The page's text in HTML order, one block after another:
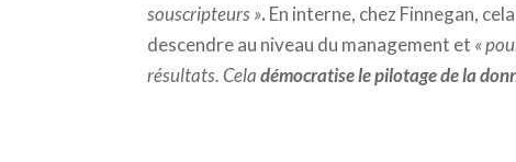
souscripteurs ». En interne, chez Finnegan,
descendre au niveau du management et «
résultats. Celadémocratise le pilotage de la